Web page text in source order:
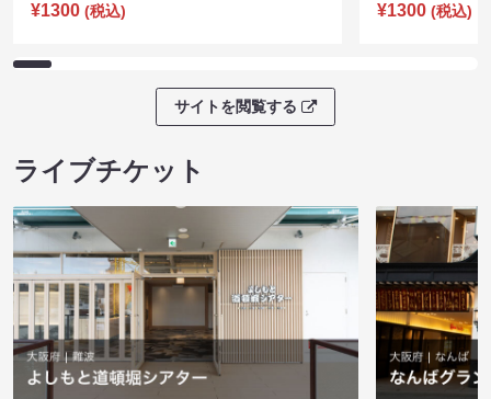
¥1300 (税込)
¥1300 (税込)
サイトを閲覧する
ライブチケット